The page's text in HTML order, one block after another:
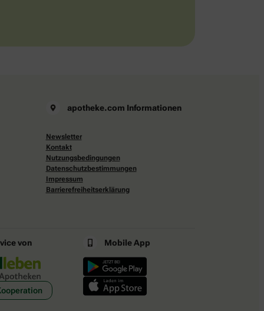
apotheke.com Informationen
Newsletter
Kontakt
Nutzungsbedingungen
Datenschutzbestimmungen
Impressum
Barrierefreiheitserklärung
von Mobile App